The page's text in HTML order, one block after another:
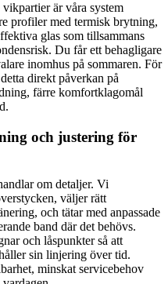
är våra system
profiler med termisk brytning,
glas som tillsammans
Du får ett behagligare
inomhus på sommaren. För
direkt påverkan på
färre komfortklagomål
och justering för
om detaljer. Vi
väljer rätt
och tätar med anpassade
band där det behövs.
och låspunkter så att
sin linjering över tid.
minskat servicebehov